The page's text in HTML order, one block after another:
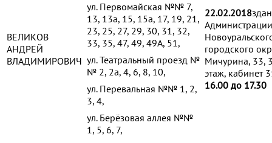
ВЕЛИКОВ
АНДРЕЙ
ВЛАДИМИРОВИЧ
ул. Первомайская №№ 7,
13, 13а, 15, 15а, 17, 19, 21,
23, 25, 27, 29, 30, 31, 32,
33, 35, 47, 49, 49А, 51,
ул. Театральный проезд №
№ 2, 2а, 4, 6, 8, 10,
ул. Перевальная №№ 1, 2,
3, 4,
ул. Берёзовая аллея №№
1, 5, 6, 7,
22.02.2018
Администрации
городского
Мичурина, 33,
этаж, кабинет
16.00 до 17.30